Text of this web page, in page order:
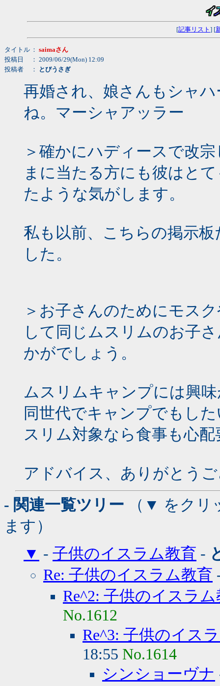
[記事リスト ] [
タイトル ： saimaさん
投稿日
： 2009/06/29(Mon) 12:09
投稿者
： とびうさぎ
再婚され、娘さんもシャ
ね。マーシャアッラー
＞確かにハディースで改
まに当たる方にも彼はと
たような気がします。
私も以前、こちらの掲示
した。
＞お子さんのためにモス
して同じムスリムのお子
かがでしょう。
ムスリムキャンプには興
同世代でキャンプでもし
スリム対象なら食事も心
アドバイス、ありがとう
- 関連一覧ツリー （▼ をクリ
ます）
▼ - 子供のイスラム教育 -
Re: 子供のイスラム教育
Re^2: 子供のイスラ
No.1612
Re^3: 子供のイス
18:55 No.1614
シンショーヴナ